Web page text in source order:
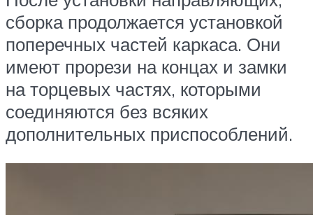
сборка продолжается установкой
поперечных частей каркаса. Они
имеют прорези на концах и замки
на торцевых частях, которыми
соединяются без всяких
дополнительных приспособлений.